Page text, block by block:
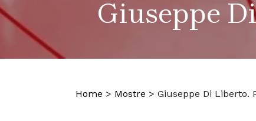
Giuseppe
Home > Mostre > Giuseppe Di Liberto.